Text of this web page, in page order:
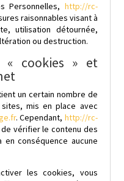
Personnelles, http://rc-
raisonnables visant à
utilisation détournée,
ou destruction.
« cookies » et
un certain nombre de
mis en place avec
. Cependant, http://rc-
de vérifier le contenu des
en conséquence aucune
les cookies, vous